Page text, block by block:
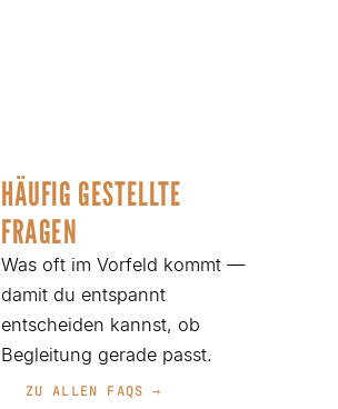
HÄUFIG GESTELLTE
FRAGEN
Was oft im Vorfeld kommt —
damit du entspannt
entscheiden kannst, ob
Begleitung gerade passt.
ZU ALLEN FAQS →